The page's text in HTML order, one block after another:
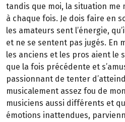
tandis que moi, la situation me
à chaque fois. Je dois faire en
les amateurs sent l’énergie,
et ne se sentent pas jugés. En
les anciens et les pros aient le
que la fois précédente et
passionnant de tenter
musicalement assez fou de
musiciens aussi différents et
émotions inattendues,